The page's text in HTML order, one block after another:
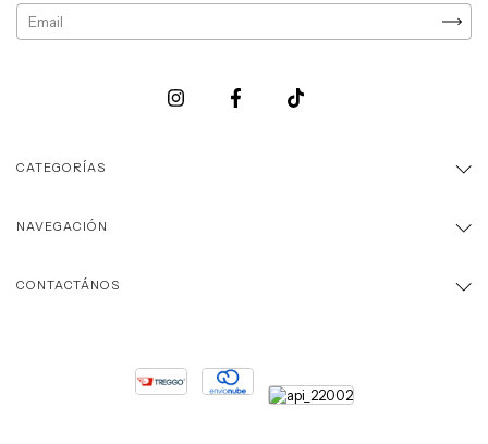
CATEGORÍAS
NAVEGACIÓN
CONTACTÁNOS